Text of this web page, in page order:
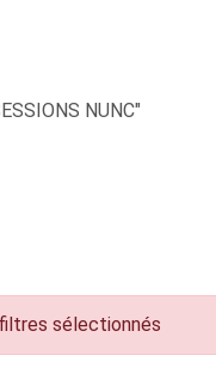
NUNC"
sélectionnés